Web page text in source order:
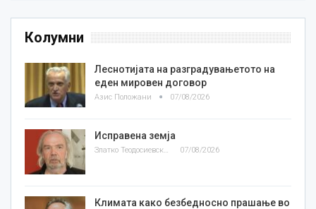
Колумни
Леснотијата на разградувањетото на
еден мировен договор
Азис Положани 07/08/2026
Исправена земја
Златко Теодосиевски 07/08/2026
Климата како безбедносно прашање во